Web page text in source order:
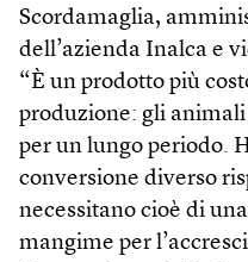
Scordamaglia,
dell’azienda Inalca e
“È un prodotto più
produzione: gli
per un lungo periodo.
conversione diverso
necessitano cioè di
mangime per